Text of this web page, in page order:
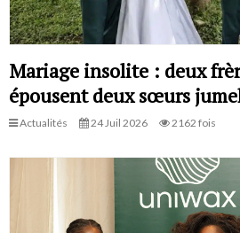
Mariage insolite : deux
épousent deux sœurs
Actualités 24 Juil 2026 2162 fois